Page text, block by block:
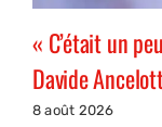
« C’était un
Davide
8 août 2026